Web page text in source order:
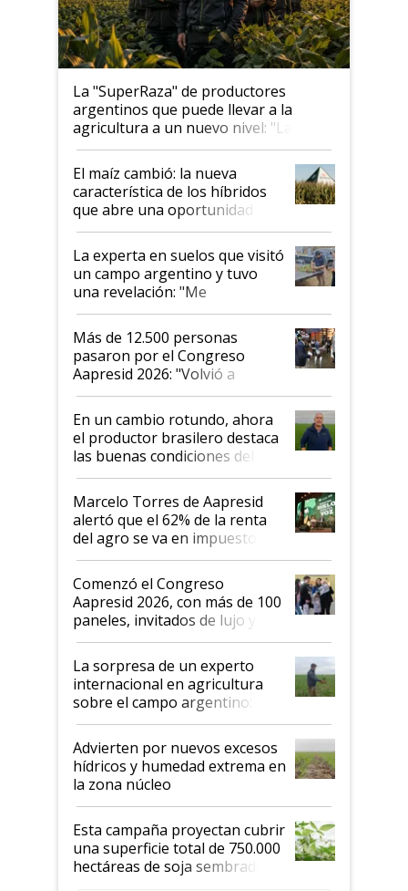
La "SuperRaza" de productores
argentinos que puede llevar a la
agricultura a un nuevo nivel: "Las
posibilidades de crecimiento son
infinitas"
El maíz cambió: la nueva
característica de los híbridos
que abre una oportunidad en
el lote
La experta en suelos que visitó
un campo argentino y tuvo
una revelación: "Me
impresionó mucho"
Más de 12.500 personas
pasaron por el Congreso
Aapresid 2026: "Volvió a
demostrar que hablar del
suelo es hablar de todo el
sistema productivo"
En un cambio rotundo, ahora
el productor brasilero destaca
las buenas condiciones del
agro argentino para invertir:
"Los veo más motivados"
Marcelo Torres de Aapresid
alertó que el 62% de la renta
del agro se va en impuestos:
"No es bueno que en
Argentina se sigan discutiendo
las mismas cosas de hace 50
años"
Comenzó el Congreso
Aapresid 2026, con más de 100
paneles, invitados de lujo y
todas las tendencias
La sorpresa de un experto
internacional en agricultura
sobre el campo argentino:
"Estoy muy impresionado"
Advierten por nuevos excesos
hídricos y humedad extrema en
la zona núcleo
Esta campaña proyectan cubrir
una superficie total de 750.000
hectáreas de soja sembradas